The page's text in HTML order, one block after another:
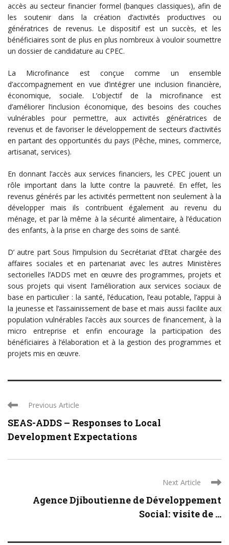
accès au secteur financier formel (banques classiques), afin de
les soutenir dans la création d’activités productives ou
génératrices de revenus. Le dispositif est un succès, et les
bénéficiaires sont de plus en plus nombreux à vouloir soumettre
un dossier de candidature au CPEC.
La Microfinance est conçue comme un ensemble
d’accompagnement en vue d’intégrer une inclusion financière,
économique, sociale. L’objectif de la microfinance est
d’améliorer l’inclusion économique, des besoins des couches
vulnérables pour permettre, aux activités génératrices de
revenus et de favoriser le développement de secteurs d’activités
en partant des opportunités du pays (Pêche, mines, commerce,
artisanat, services).
En donnant l’accès aux services financiers, les CPEC jouent un
rôle important dans la lutte contre la pauvreté. En effet, les
revenus générés par les activités permettent non seulement à la
développer mais ils contribuent également au revenu du
ménage, et par là même à la sécurité alimentaire, à l’éducation
des enfants, à la prise en charge des soins de santé.
D’ autre part Sous l’impulsion du Secrétariat d’Etat chargée des
affaires sociales et en partenariat avec les autres Ministères
sectorielles l’ADDS met en œuvre des programmes, projets et
sous projets qui visent l’amélioration aux services sociaux de
base en particulier : la santé, l’éducation, l’eau potable, l’appui à
la jeunesse et l’assainissement de base et mais aussi facilite aux
population vulnérables l’accès aux sources de financement, à la
micro entreprise et enfin encourage la participation des
bénéficiaires à l’élaboration et à la gestion des programmes et
projets mis en œuvre.
Previous Article
SEAS-ADDS – Responses to Local
Development Expectations
Next Article
Agence Djiboutienne de Développement
Social: visite de ...